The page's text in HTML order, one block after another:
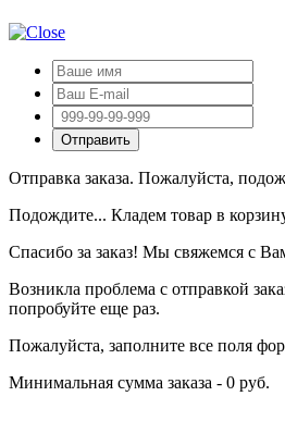
Отправка заказа. Пожалуйста,
Подождите... Кладем товар в
Спасибо за заказ! Мы свяжемся с
Возникла проблема с отправкой
попробуйте еще раз.
Пожалуйста, заполните все поля
Минимальная сумма заказа - 0 руб.